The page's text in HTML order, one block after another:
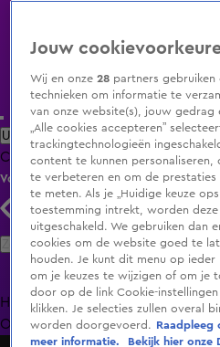
Uitzending Gemist Populaire
ClipsFilmsRadioSmart TV inlog
Volg KIJK
Zoeken
HomeUitzending Gemist
OranjezomerLivestreamsShop
Jouw
Wij en onze28 partners gebruiken
technieken om informatie te
van onze website(s), jouw gedrag
„Alle cookies accepteren”
trackingtechnologieën
content te kunnen personaliseren,
te verbeteren en om de
te meten. Als je „Huidige keuze
toestemming intrekt, worden
uitgeschakeld. We gebruiken dan
cookies om de website goed te
houden. Je kunt dit menu op
om je keuzes te wijzigen of om je
door op de link Cookie-
klikken. Je selecties zullen overal
worden doorgevoerd.
Raadpleeg
meer informatie.
Bekijk hier onze